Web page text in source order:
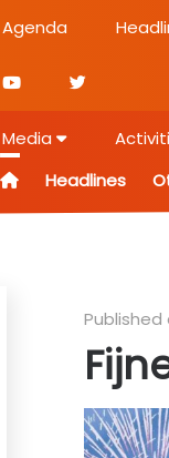
Agenda
Media
Headlines
Published